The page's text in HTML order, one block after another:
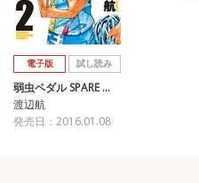
電子版 試し読み
弱虫ペダル SPARE …
渡辺航
発売日：2016.01.08